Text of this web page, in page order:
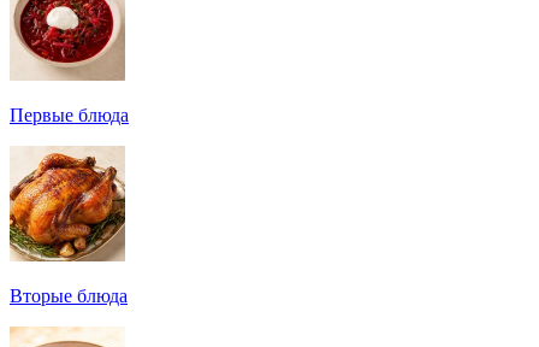
Первые блюда
Вторые блюда